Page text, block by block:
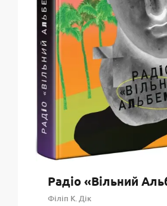
Радіо «Вільний
Філіп К. Дік